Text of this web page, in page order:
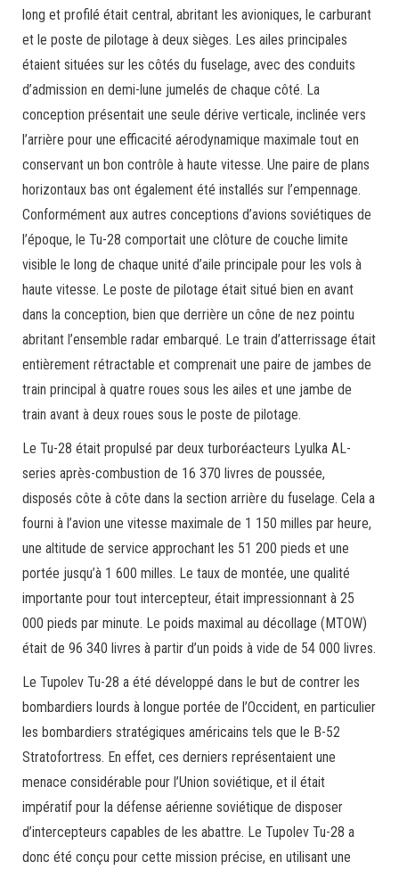
long et profilé était central, abritant les avioniques, le carburant
et le poste de pilotage à deux sièges. Les ailes principales
étaient situées sur les côtés du fuselage, avec des conduits
d’admission en demi-lune jumelés de chaque côté. La
conception présentait une seule dérive verticale, inclinée vers
l’arrière pour une efficacité aérodynamique maximale tout en
conservant un bon contrôle à haute vitesse. Une paire de plans
horizontaux bas ont également été installés sur l’empennage.
Conformément aux autres conceptions d’avions soviétiques de
l’époque, le Tu-28 comportait une clôture de couche limite
visible le long de chaque unité d’aile principale pour les vols à
haute vitesse. Le poste de pilotage était situé bien en avant
dans la conception, bien que derrière un cône de nez pointu
abritant l’ensemble radar embarqué. Le train d’atterrissage était
entièrement rétractable et comprenait une paire de jambes de
train principal à quatre roues sous les ailes et une jambe de
train avant à deux roues sous le poste de pilotage.
Le Tu-28 était propulsé par deux turboréacteurs Lyulka AL-
series après-combustion de 16 370 livres de poussée,
disposés côte à côte dans la section arrière du fuselage. Cela a
fourni à l’avion une vitesse maximale de 1 150 milles par heure,
une altitude de service approchant les 51 200 pieds et une
portée jusqu’à 1 600 milles. Le taux de montée, une qualité
importante pour tout intercepteur, était impressionnant à 25
000 pieds par minute. Le poids maximal au décollage (MTOW)
était de 96 340 livres à partir d’un poids à vide de 54 000 livres.
Le Tupolev Tu-28 a été développé dans le but de contrer les
bombardiers lourds à longue portée de l’Occident, en particulier
les bombardiers stratégiques américains tels que le B-52
Stratofortress. En effet, ces derniers représentaient une
menace considérable pour l’Union soviétique, et il était
impératif pour la défense aérienne soviétique de disposer
d’intercepteurs capables de les abattre. Le Tupolev Tu-28 a
donc été conçu pour cette mission précise, en utilisant une